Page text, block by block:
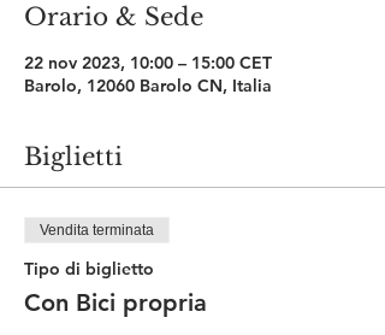
Orario & Sede
22 nov 2023, 10:00 – 15:00 CET
Barolo, 12060 Barolo CN, Italia
Biglietti
Vendita terminata
Tipo di biglietto
Con Bici propria